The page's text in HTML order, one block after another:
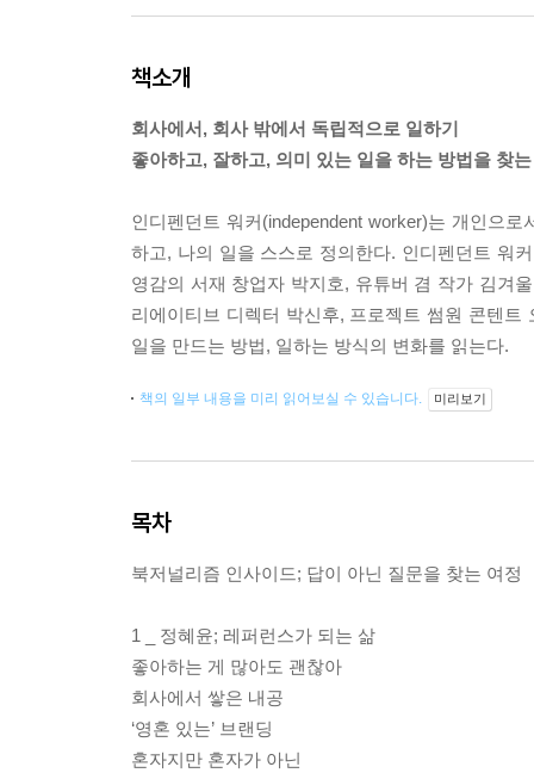
책소개
회사에서, 회사 밖에서 독립적으로 일하기
좋아하고, 잘하고, 의미 있는 일을 하는 방법을 찾
인디펜던트 워커(independent worker)는 개인으
하고, 나의 일을 스스로 정의한다. 인디펜던트 워
영감의 서재 창업자 박지호, 유튜버 겸 작가 김겨
리에이티브 디렉터 박신후, 프로젝트 썸원 콘텐
일을 만드는 방법, 일하는 방식의 변화를 읽는다.
책의 일부 내용을 미리 읽어보실 수 있습니다. 미리보기
목차
북저널리즘 인사이드; 답이 아닌 질문을 찾는 여정
1 _ 정혜윤; 레퍼런스가 되는 삶
좋아하는 게 많아도 괜찮아
회사에서 쌓은 내공
‘영혼 있는’ 브랜딩
혼자지만 혼자가 아닌